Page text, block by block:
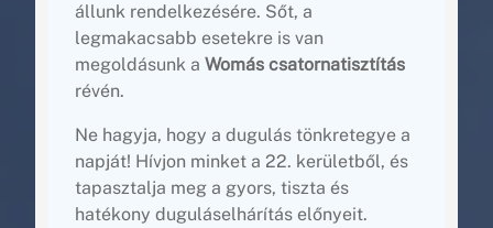
állunk rendelkezésére. Sőt, a
legmakacsabb esetekre is van
megoldásunk a Womás csatornatisztítás
révén.
Ne hagyja, hogy a dugulás tönkretegye a
napját! Hívjon minket a 22. kerületből, és
tapasztalja meg a gyors, tiszta és
hatékony duguláselhárítás előnyeit.